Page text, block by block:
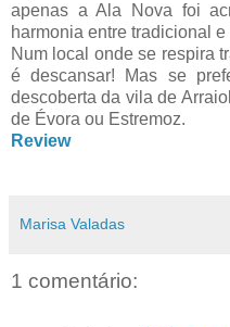
apenas a Ala Nova foi
harmonia entre tradicional
Num local onde se respira
é descansar! Mas se
descoberta da vila de
de Évora ou Estremoz.
Review
Marisa Valadas
1 comentário: